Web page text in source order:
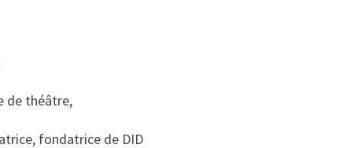
de théâtre,
fondatrice de DID